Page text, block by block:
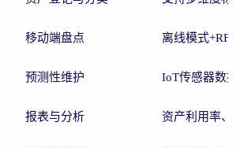
移动端盘点 离线模式
预测性维护 IoT传感器数
报表与分析 资产利用率、